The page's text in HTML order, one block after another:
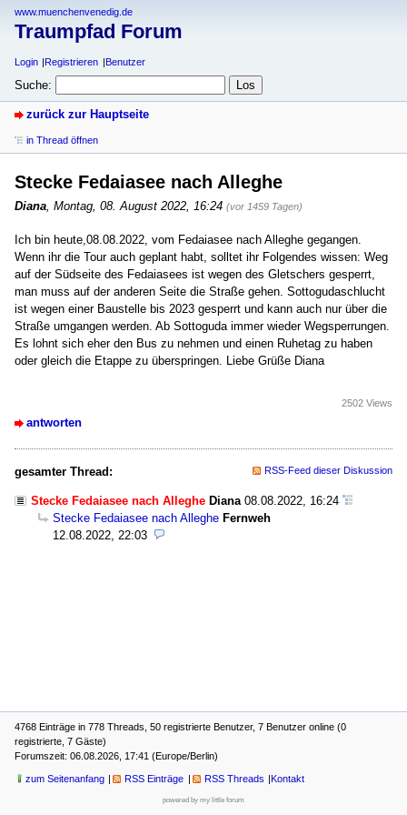
www.muenchenvenedig.de
Traumpfad Forum
Login Registrieren Benutzer
Suche:
zurück zur Hauptseite
in Thread öffnen
Stecke Fedaiasee nach Alleghe
Diana Montag, 08. August 2022, 16:24 (vor 1459 Tagen)
Ich bin heute,08.08.2022, vom Fedaiasee nach Alleghe gegangen.
Wenn ihr die Tour auch geplant habt, solltet ihr Folgendes wissen: Weg
auf der Südseite des Fedaiasees ist wegen des Gletschers gesperrt,
man muss auf der anderen Seite die Straße gehen. Sottogudaschlucht
ist wegen einer Baustelle bis 2023 gesperrt und kann auch nur über die
Straße umgangen werden. Ab Sottoguda immer wieder Wegsperrungen.
Es lohnt sich eher den Bus zu nehmen und einen Ruhetag zu haben
oder gleich die Etappe zu überspringen. Liebe Grüße Diana
antworten
2502 Views
gesamter Thread: RSS-Feed dieser Diskussion
Stecke Fedaiasee nach Alleghe Diana 08.08.2022, 16:24
Stecke Fedaiasee nach Alleghe Fernweh
12.08.2022, 22:03
4768 Einträge in 778 Threads, 50 registrierte Benutzer, 7 Benutzer online (0
registrierte, 7 Gäste)
Forumszeit: 06.08.2026, 17:41 (Europe/Berlin)
zum Seitenanfang RSS Einträge RSS Threads Kontakt
powered by my little forum